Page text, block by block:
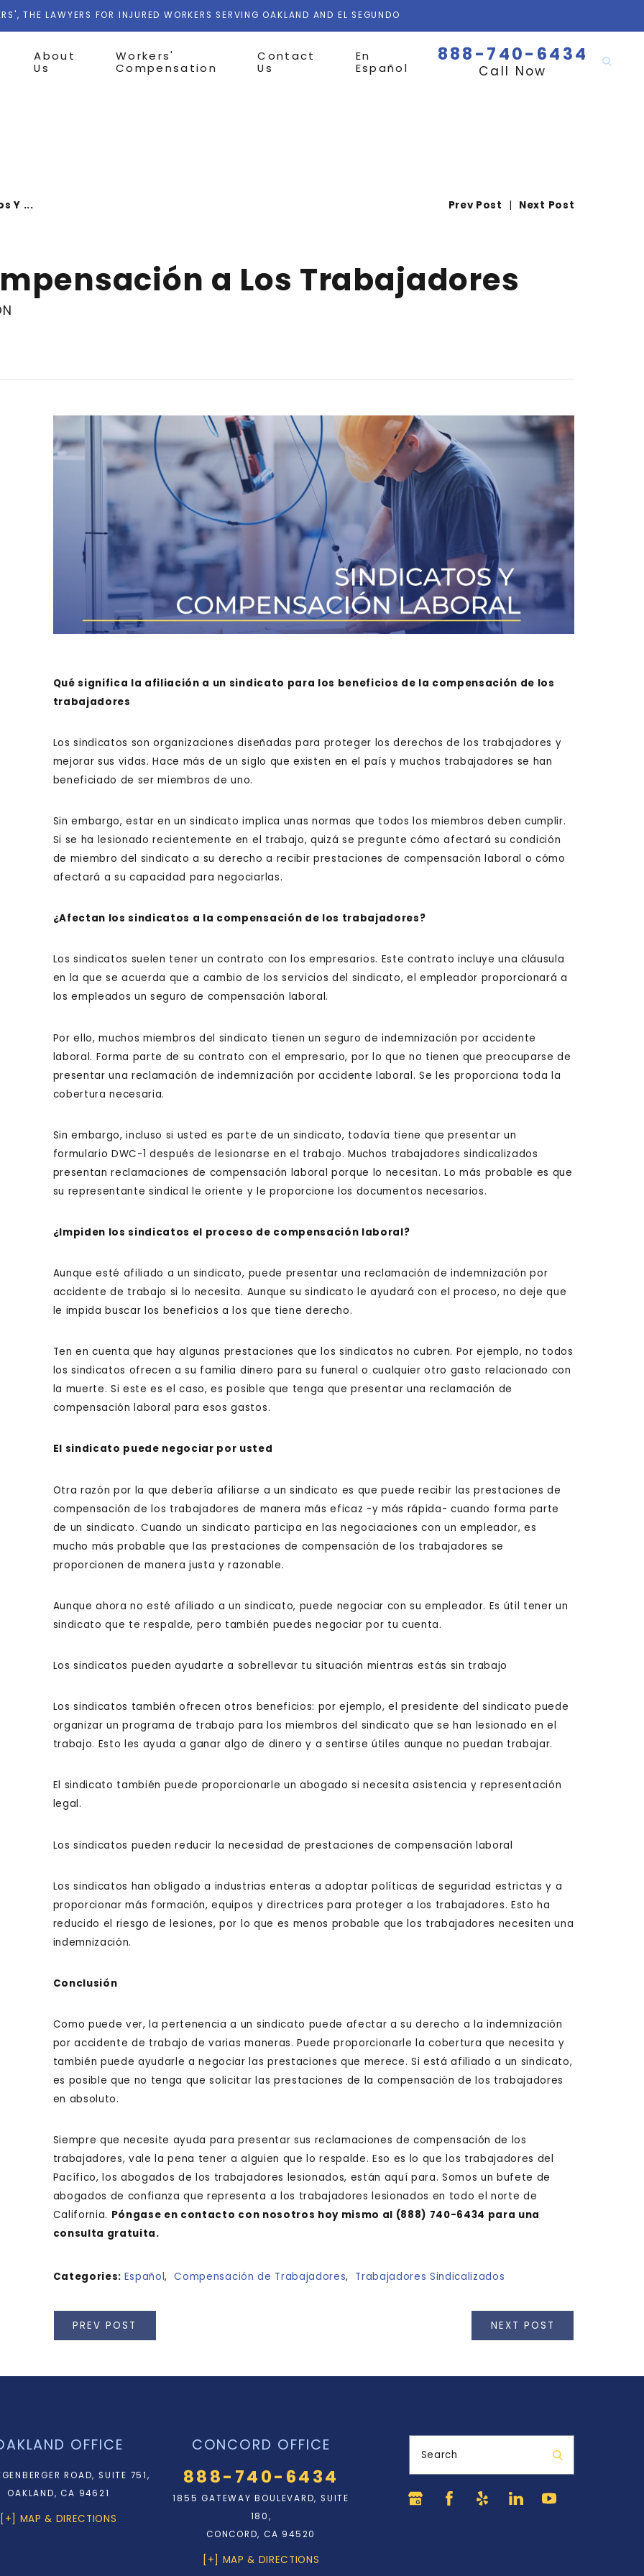
THE LAWYERS FOR INJURED WORKERS SERVING OAKLAND AND EL SEGUNDO
About
Us
Workers'
Compensation
Contact
Us
En
Español
888-740-6434
Call Now
Y ... Prev Post | Next Post
a Los Trabajadores
Qué significa la afiliación a un sindicato para los beneficios de la compensación de los
trabajadores
Los sindicatos son organizaciones diseñadas para proteger los derechos de los trabajadores y
mejorar sus vidas. Hace más de un siglo que existen en el país y muchos trabajadores se han
beneficiado de ser miembros de uno.
Sin embargo, estar en un sindicato implica unas normas que todos los miembros deben cumplir.
Si se ha lesionado recientemente en el trabajo, quizá se pregunte cómo afectará su condición
de miembro del sindicato a su derecho a recibir prestaciones de compensación laboral o cómo
afectará a su capacidad para negociarlas.
¿Afectan los sindicatos a la compensación de los trabajadores?
Los sindicatos suelen tener un contrato con los empresarios. Este contrato incluye una cláusula
en la que se acuerda que a cambio de los servicios del sindicato, el empleador proporcionará a
los empleados un seguro de compensación laboral.
Por ello, muchos miembros del sindicato tienen un seguro de indemnización por accidente
laboral. Forma parte de su contrato con el empresario, por lo que no tienen que preocuparse de
presentar una reclamación de indemnización por accidente laboral. Se les proporciona toda la
cobertura necesaria.
Sin embargo, incluso si usted es parte de un sindicato, todavía tiene que presentar un
formulario DWC-1 después de lesionarse en el trabajo. Muchos trabajadores sindicalizados
presentan reclamaciones de compensación laboral porque lo necesitan. Lo más probable es que
su representante sindical le oriente y le proporcione los documentos necesarios.
¿Impiden los sindicatos el proceso de compensación laboral?
Aunque esté afiliado a un sindicato, puede presentar una reclamación de indemnización por
accidente de trabajo si lo necesita. Aunque su sindicato le ayudará con el proceso, no deje que
le impida buscar los beneficios a los que tiene derecho.
Ten en cuenta que hay algunas prestaciones que los sindicatos no cubren. Por ejemplo, no todos
los sindicatos ofrecen a su familia dinero para su funeral o cualquier otro gasto relacionado con
la muerte. Si este es el caso, es posible que tenga que presentar una reclamación de
compensación laboral para esos gastos.
El sindicato puede negociar por usted
Otra razón por la que debería afiliarse a un sindicato es que puede recibir las prestaciones de
compensación de los trabajadores de manera más eficaz -y más rápida- cuando forma parte
de un sindicato. Cuando un sindicato participa en las negociaciones con un empleador, es
mucho más probable que las prestaciones de compensación de los trabajadores se
proporcionen de manera justa y razonable.
Aunque ahora no esté afiliado a un sindicato, puede negociar con su empleador. Es útil tener un
sindicato que te respalde, pero también puedes negociar por tu cuenta.
Los sindicatos pueden ayudarte a sobrellevar tu situación mientras estás sin trabajo
Los sindicatos también ofrecen otros beneficios: por ejemplo, el presidente del sindicato puede
organizar un programa de trabajo para los miembros del sindicato que se han lesionado en el
trabajo. Esto les ayuda a ganar algo de dinero y a sentirse útiles aunque no puedan trabajar.
El sindicato también puede proporcionarle un abogado si necesita asistencia y representación
legal.
Los sindicatos pueden reducir la necesidad de prestaciones de compensación laboral
Los sindicatos han obligado a industrias enteras a adoptar políticas de seguridad estrictas y a
proporcionar más formación, equipos y directrices para proteger a los trabajadores. Esto ha
reducido el riesgo de lesiones, por lo que es menos probable que los trabajadores necesiten una
indemnización.
Conclusión
Como puede ver, la pertenencia a un sindicato puede afectar a su derecho a la indemnización
por accidente de trabajo de varias maneras. Puede proporcionarle la cobertura que necesita y
también puede ayudarle a negociar las prestaciones que merece. Si está afiliado a un sindicato,
es posible que no tenga que solicitar las prestaciones de la compensación de los trabajadores
en absoluto.
Siempre que necesite ayuda para presentar sus reclamaciones de compensación de los
trabajadores, vale la pena tener a alguien que lo respalde. Eso es lo que los trabajadores del
Pacífico, los abogados de los trabajadores lesionados, están aquí para. Somos un bufete de
abogados de confianza que representa a los trabajadores lesionados en todo el norte de
California. Póngase en contacto con nosotros hoy mismo al (888) 740-6434 para una
consulta gratuita.
Categories: Español,Compensación de Trabajadores, Trabajadores Sindicalizados
PREV POST NEXT POST
OFFICE
ROAD, SUITE 751,
OAKLAND, CA 94621
[+] MAP & DIRECTIONS
CONCORD OFFICE
888-740-6434
1855 GATEWAY BOULEVARD, SUITE
180,
CONCORD, CA 94520
[+] MAP & DIRECTIONS
Search